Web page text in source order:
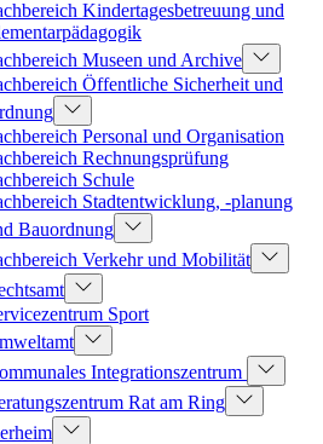
Kindertagesbetreuung und
Museen und Archive
Öffentliche Sicherheit und
Personal und Organisation
Rechnungsprüfung
Schule
Stadtentwicklung, -planung
Bauordnung
Verkehr und Mobilität
Sport
Integrationszentrum
Rat am Ring